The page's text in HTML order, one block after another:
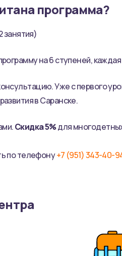
программа?
занятия)
на 6 ступеней, каждая
Уже с первого
в Саранске.
Скидка 5%для
по телефону+7 (951) 343-40-